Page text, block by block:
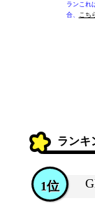
ランこれ
合、
こち
ランキ
1位